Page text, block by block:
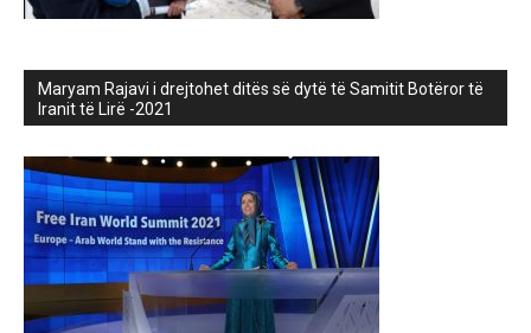
Maryam Rajavi i drejtohet ditës së dytë të Samitit Botëror të
Iranit të Lirë -2021